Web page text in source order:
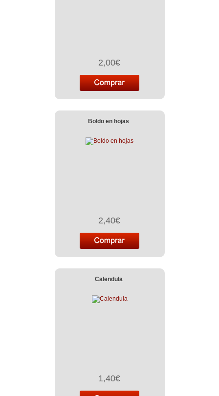
2,00€
Boldo en hojas
2,40€
Calendula
1,40€